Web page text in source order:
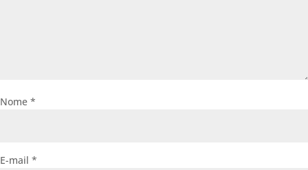
Nome *
E-mail *